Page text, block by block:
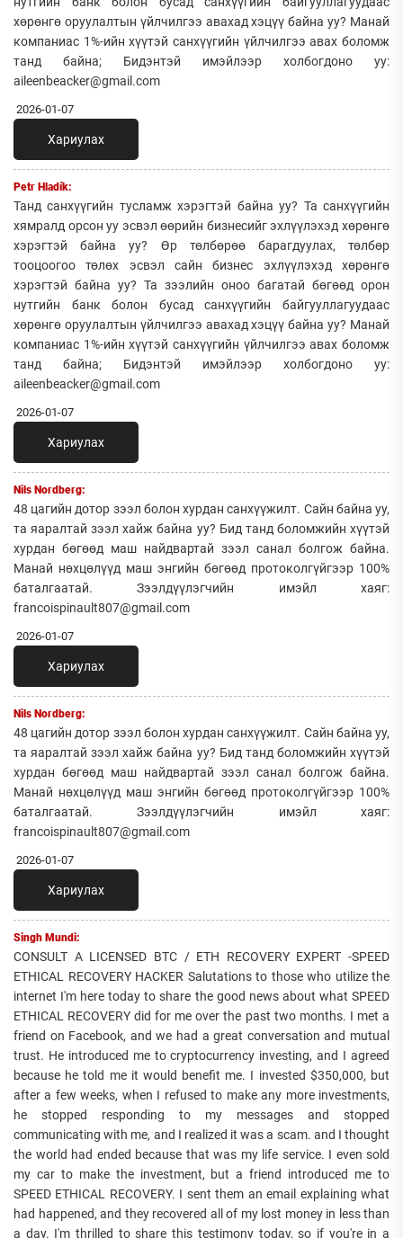
хөрөнгө оруулалтын үйлчилгээ авахад хэцүү байна уу? Манай
компаниас 1%-ийн хүүтэй санхүүгийн үйлчилгээ авах боломж
танд байна; Бидэнтэй имэйлээр холбогдоно уу:
aileenbeacker@gmail.com
2026-01-07
Хариулах
Petr Hladík:
Танд санхүүгийн тусламж хэрэгтэй байна уу? Та санхүүгийн
хямралд орсон уу эсвэл өөрийн бизнесийг эхлүүлэхэд хөрөнгө
хэрэгтэй байна уу? Өр төлбөрөө барагдуулах, төлбөр
тооцоогоо төлөх эсвэл сайн бизнес эхлүүлэхэд хөрөнгө
хэрэгтэй байна уу? Та зээлийн оноо багатай бөгөөд орон
нутгийн банк болон бусад санхүүгийн байгууллагуудаас
хөрөнгө оруулалтын үйлчилгээ авахад хэцүү байна уу? Манай
компаниас 1%-ийн хүүтэй санхүүгийн үйлчилгээ авах боломж
танд байна; Бидэнтэй имэйлээр холбогдоно уу:
aileenbeacker@gmail.com
2026-01-07
Хариулах
Nils Nordberg:
48 цагийн дотор зээл болон хурдан санхүүжилт. Сайн байна уу,
та яаралтай зээл хайж байна уу? Бид танд боломжийн хүүтэй
хурдан бөгөөд маш найдвартай зээл санал болгож байна.
Манай нөхцөлүүд маш энгийн бөгөөд протоколгүйгээр 100%
баталгаатай. Зээлдүүлэгчийн имэйл хаяг:
francoispinault807@gmail.com
2026-01-07
Хариулах
Nils Nordberg:
48 цагийн дотор зээл болон хурдан санхүүжилт. Сайн байна уу,
та яаралтай зээл хайж байна уу? Бид танд боломжийн хүүтэй
хурдан бөгөөд маш найдвартай зээл санал болгож байна.
Манай нөхцөлүүд маш энгийн бөгөөд протоколгүйгээр 100%
баталгаатай. Зээлдүүлэгчийн имэйл хаяг:
francoispinault807@gmail.com
2026-01-07
Хариулах
Singh Mundi:
CONSULT A LICENSED BTC / ETH RECOVERY EXPERT -SPEED
ETHICAL RECOVERY HACKER Salutations to those who utilize the
internet I'm here today to share the good news about what SPEED
ETHICAL RECOVERY did for me over the past two months. I met a
friend on Facebook, and we had a great conversation and mutual
trust. He introduced me to cryptocurrency investing, and I agreed
because he told me it would benefit me. I invested $350,000, but
after a few weeks, when I refused to make any more investments,
he stopped responding to my messages and stopped
communicating with me, and I realized it was a scam. and I thought
the world had ended because that was my life service. I even sold
my car to make the investment, but a friend introduced me to
SPEED ETHICAL RECOVERY. I sent them an email explaining what
had happened, and they recovered all of my lost money in less than
a day. I'm thrilled to share this testimony today, so if you're in a